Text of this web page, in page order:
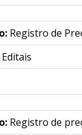
Registro de
Registro de